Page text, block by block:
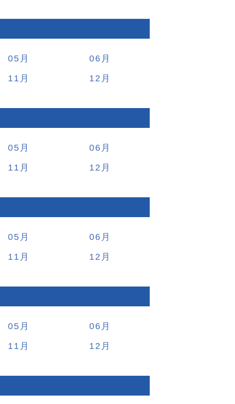
05
06
11 12
05
06
11 12
05
06
11 12
05
06
11 12